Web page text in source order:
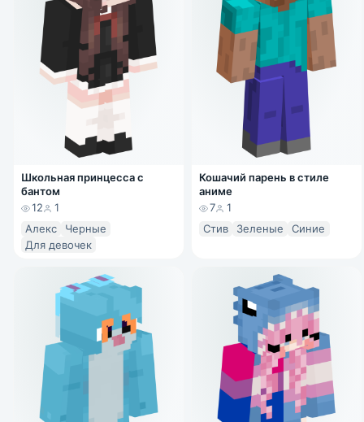
Школьная принцесса с
бантом
12
1
Алекс
Черные
Для девочек
Кошачий парень в стиле
аниме
7
1
Стив
Зеленые Синие